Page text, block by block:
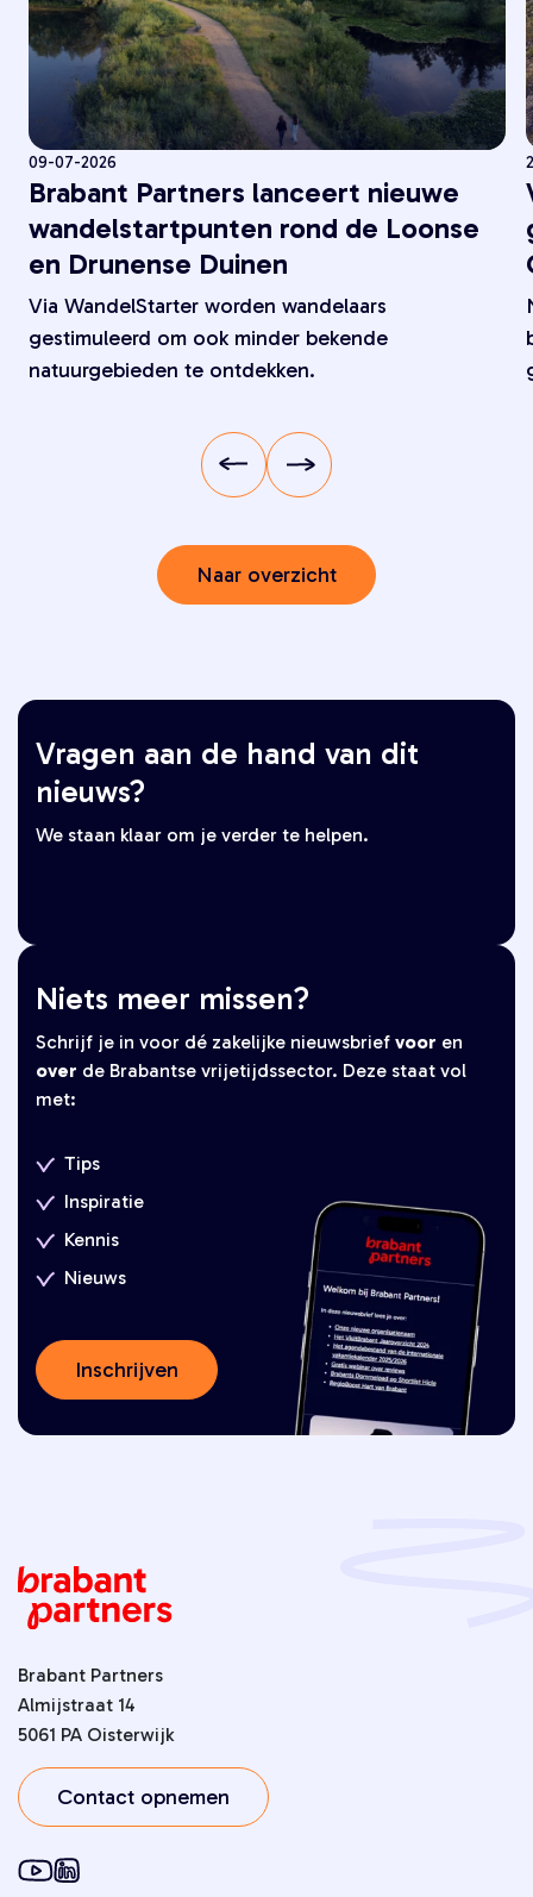
09-07-2026
Brabant Partners lanceert nieuwe
wandelstartpunten rond de Loonse
en Drunense Duinen
Via WandelStarter worden wandelaars
gestimuleerd om ook minder bekende
natuurgebieden te ontdekken.
Naar overzicht
Niets meer missen?
Schrijf je in voor dé zakelijke nieuwsbrief voor en
over de Brabantse vrijetijdssector. Deze staat vol
met:
Tips
Inspiratie
Kennis
Nieuws
Inschrijven
Vragen aan de hand van dit
nieuws?
We staan klaar om je verder te helpen.
Brabant Partners
Almijstraat 14
5061 PA Oisterwijk
Contact opnemen